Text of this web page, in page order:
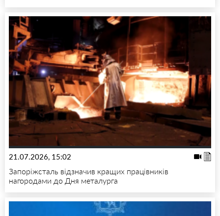
21.07.2026, 15:02
Запоріжсталь відзначив кращих працівників
нагородами до Дня металурга